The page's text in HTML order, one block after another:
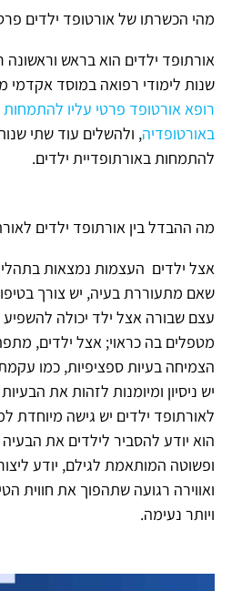
מהי הכשרתו של אורטופד ילדים
אורתופד ילדים הוא בראש וראשונה
שנות לימודי רפואה במוסד אקדמי
רופא אורטופד פרטי עליו
באורטופדיה, ולהשלים עוד שתי
להתמחות באורתופדיית ילדים.
מה ההבדל בין אורתופד ילדים
אצל ילדים העצמות נמצאות
שאם מתעוררת בעיה, יש צורך
עצם שבורה אצל ילד יכולה
מטפלים בה כראוי; אצל ילדים,
הצמיחה בעיות ספציפיות, כמו
יש ניסיון ומיומנות לזהות את
לאורתופד ילדים יש גישה מיוחדת
הוא יודע להסביר לילדים את
ופשוטה המותאמת לגילם, יודע
ואווירה רגועה שתהפוך את חווית
ויותר נעימה.